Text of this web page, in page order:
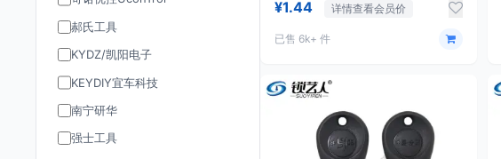
郝氏工具
KYDZ/凯阳电子
KEYDIY宜车科技
南宁研华
强士工具
¥1.44 详情查看会员价
已售 6k+ 件